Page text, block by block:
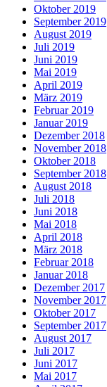
Oktober 2019
September 2019
August 2019
Juli 2019
Juni 2019
Mai 2019
April 2019
März 2019
Februar 2019
Januar 2019
Dezember 2018
November 2018
Oktober 2018
September 2018
August 2018
Juli 2018
Juni 2018
Mai 2018
April 2018
März 2018
Februar 2018
Januar 2018
Dezember 2017
November 2017
Oktober 2017
September 2017
August 2017
Juli 2017
Juni 2017
Mai 2017